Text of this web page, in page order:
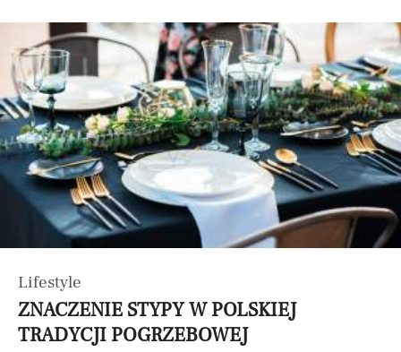
Lifestyle
ZNACZENIE STYPY W POLSKIEJ
TRADYCJI POGRZEBOWEJ